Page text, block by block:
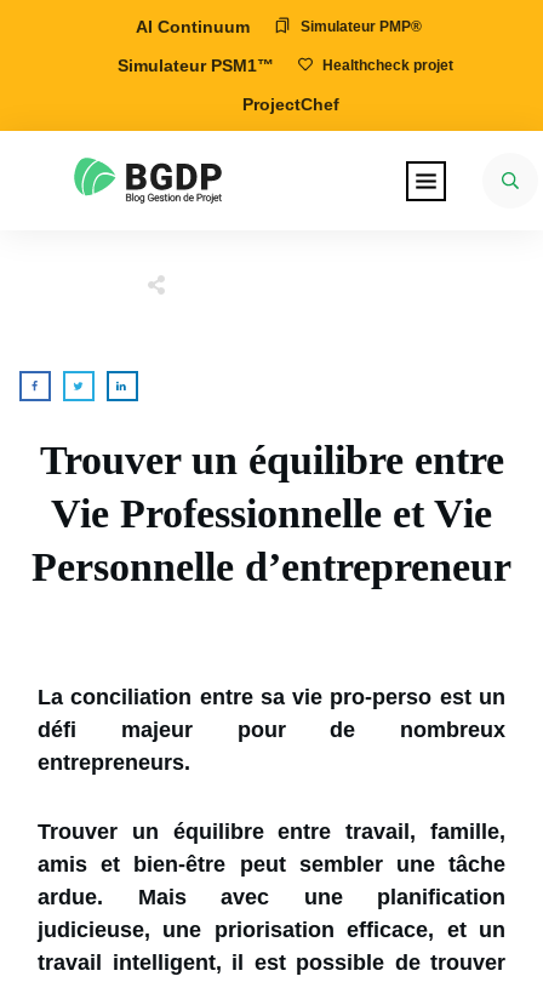
AI Continuum Simulateur PMP®
Simulateur PSM1™ Healthcheck projet
ProjectChef
Trouver un équilibre entre
Vie Professionnelle et Vie
Personnelle d’entrepreneur
La conciliation entre sa vie pro-perso est un
défi majeur pour de nombreux
entrepreneurs.
Trouver un équilibre entre travail, famille,
amis et bien-être peut sembler une tâche
ardue. Mais avec une planification
judicieuse, une priorisation efficace, et un
travail intelligent, il est possible de trouver